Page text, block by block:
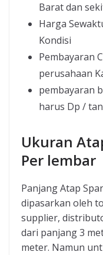
Barat dan
Harga
Kondisi
Pembayaran
perusahaan
pembayaran
harus Dp /
Ukuran
Per lembar
Panjang Atap
dipasarkan oleh
supplier,
dari panjang 3
meter. Namun